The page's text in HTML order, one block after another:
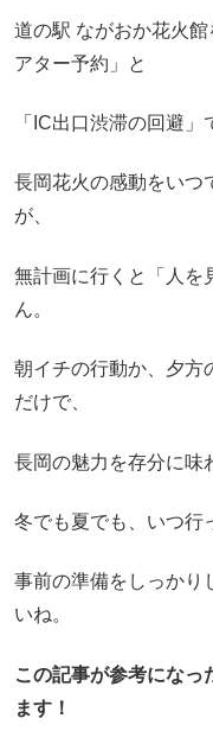
道の駅 ながおか花火
アター予約」と
「IC出口渋滞の回避」
長岡花火の感動をいつ
が、
無計画に行くと「人を
ん。
朝イチの行動か、夕方
だけで、
長岡の魅力を存分に味
冬でも夏でも、いつ行
事前の準備をしっかり
いね。
この記事が参考になっ
ます！